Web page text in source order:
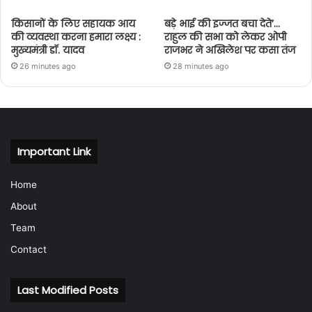
किसानों के लिए सहायक आय
की व्यवस्था करना हमारा लक्ष्य :
मुख्यमंत्री डॉ. यादव
26 minutes ago
बड़े भाई की इज्जत बचा देते’…
राहुल की सभा को लेकर ओपी
राजभर ने अखिलेश पर कसा तंज
28 minutes ago
Important Link
Home
About
Team
Contact
Last Modified Posts